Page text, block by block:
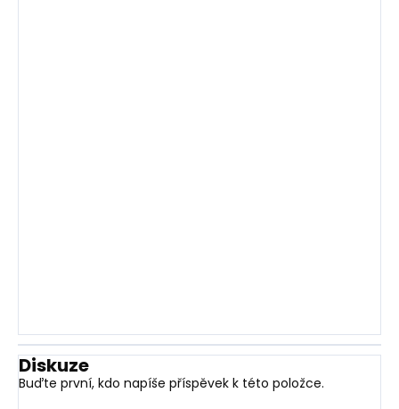
Diskuze
Buďte první, kdo napíše příspěvek k této položce.